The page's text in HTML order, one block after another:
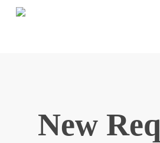
New